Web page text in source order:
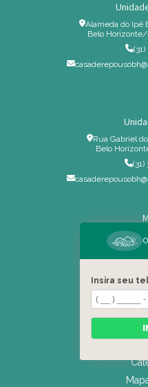
Alameda do Ipê
Belo Horizonte/
(31)
Rua Gabriel
Belo
(31)
Insira seu